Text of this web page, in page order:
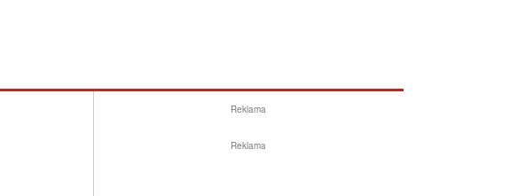
Reklama
Reklama